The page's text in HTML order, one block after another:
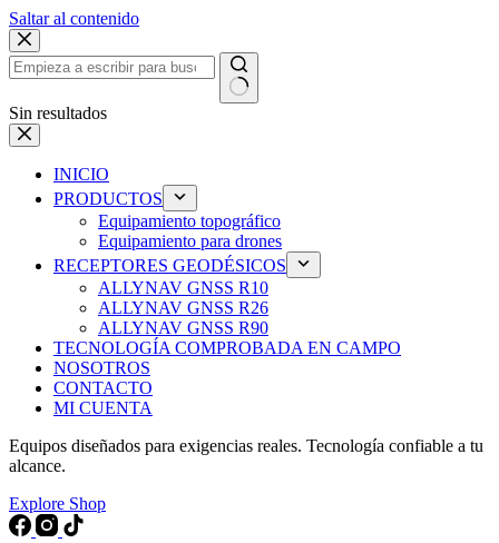
Saltar al contenido
Sin resultados
INICIO
PRODUCTOS
Equipamiento topográfico
Equipamiento para drones
RECEPTORES GEODÉSICOS
ALLYNAV GNSS R10
ALLYNAV GNSS R26
ALLYNAV GNSS R90
TECNOLOGÍA COMPROBADA EN CAMPO
NOSOTROS
CONTACTO
MI CUENTA
Equipos diseñados para exigencias reales. Tecnología confiable a tu
alcance.
Explore Shop